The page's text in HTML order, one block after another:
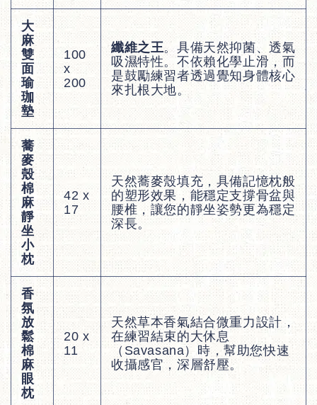
大
麻
雙
面
瑜
珈
墊
100
x
200
纖維之王。具備天然抑菌、透氣
吸濕特性。不依賴化學止滑，而
是鼓勵練習者透過覺知身體核心
來扎根大地。
蕎
麥
殼
棉
麻
靜
坐
小
枕
42 x
17
天然蕎麥殼填充，具備記憶枕般
的塑形效果，能穩定支撐骨盆與
腰椎，讓您的靜坐姿勢更為穩定
深長。
香
氛
放
鬆
棉
麻
眼
枕
20 x
11
天然草本香氣結合微重力設計，
在練習結束的大休息
（Savasana）時，幫助您快速
收攝感官，深層舒壓。